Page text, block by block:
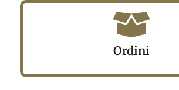
Ordini